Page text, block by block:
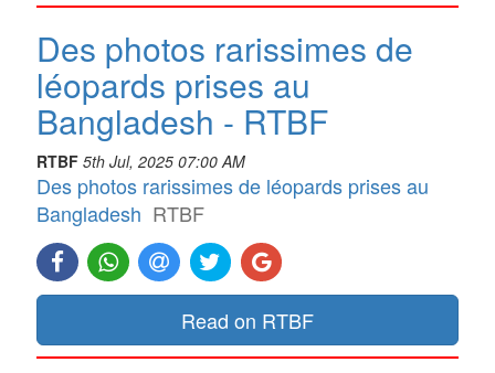
Des photos rarissimes de
léopards prises au
Bangladesh - RTBF
RTBF 5th Jul, 2025 07:00 AM
Des photos rarissimes de léopards prises au
Bangladesh RTBF
Read on RTBF